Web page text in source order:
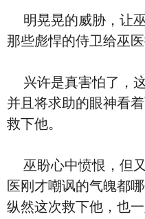
明晃晃的威胁，让
那些彪悍的侍卫给巫医
兴许是真害怕了，
并且将求助的眼神看
救下他。
巫盼心中愤恨，但
医刚才嘲讽的气魄都
纵然这次救下他，也